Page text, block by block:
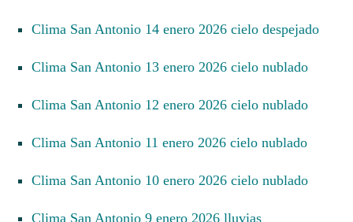
Clima San Antonio 14 enero 2026 cielo despejado
Clima San Antonio 13 enero 2026 cielo nublado
Clima San Antonio 12 enero 2026 cielo nublado
Clima San Antonio 11 enero 2026 cielo nublado
Clima San Antonio 10 enero 2026 cielo nublado
Clima San Antonio 9 enero 2026 lluvias